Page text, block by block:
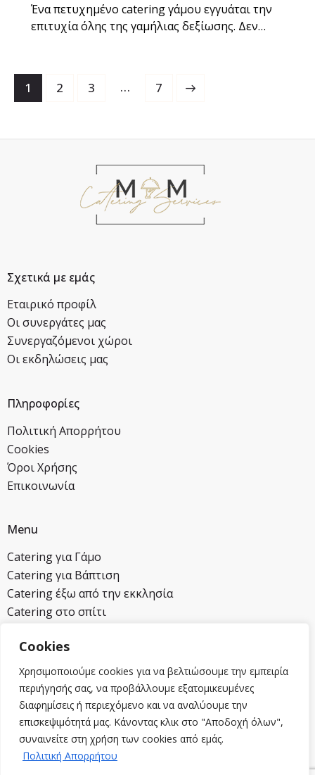
Cookies
Χρησιμοποιούμε cookies για να βελτιώσουμε την εμπειρία
περιήγησής σας, να προβάλλουμε εξατομικευμένες
διαφημίσεις ή περιεχόμενο και να αναλύουμε την
επισκεψιμότητά μας. Κάνοντας κλικ στο "Αποδοχή όλων",
συναινείτε στη χρήση των cookies από εμάς.
Πολιτική Απορρήτου
Ένα πετυχημένο catering γάμου εγγυάται την
επιτυχία όλης της γαμήλιας δεξίωσης. Δεν…
1 2 3 … 7
>
Σχετικά με εμάς
Εταιρικό προφίλ
Οι συνεργάτες μας
Συνεργαζόμενοι χώροι
Οι εκδηλώσεις μας
Πληροφορίες
Πολιτική Απορρήτου
Cookies
Όροι Χρήσης
Επικοινωνία
Menu
Catering για Γάμο
Catering για Βάπτιση
Catering έξω από την εκκλησία
Catering στο σπίτι
Επικοινωνία
2104620821
6932258454
info@mmcatering.gr
Λεωφ. Τραπεζούντος 18 Αγ. Στέφανος, Αττική